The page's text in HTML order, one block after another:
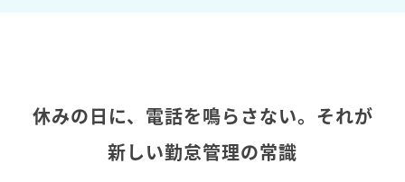
休みの日に、電話を鳴らさない。それが
新しい勤怠管理の常識